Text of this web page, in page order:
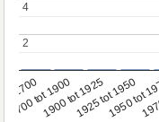
1700
1700 tot 1900
1900 tot 19251925 tot 1950
1950 tot
2
2
4
4